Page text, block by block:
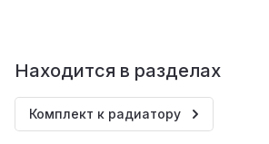
Находится в разделах
Комплект к радиатору